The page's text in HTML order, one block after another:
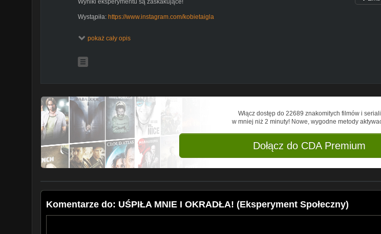
Wyniki eksperymentu są zaskakujące!
Wystąpiła: https://www.instagram.com/kobietaigla
INSTAGRAMhttps://www.instagram.com/brzozatv/
GRUPA FB
Utwór Air Prelude (autor: Kevin MacLeod) jest dostępny na licencji Licencja Creative Commons
uznanie autorstwa 4.0.
https://creativecommons.org/licenses/by/4.0/
Źródło: http://incompetech.com/music/royalty-free/index.html?isrcUSUAN1100337
Wykonawca:http://incompetech.com/
pokaż cały opis
Włącz dostęp do 22689 znakomitych filmów i seriali
w mniej niż 2 minuty! Nowe, wygodne metody
Dołącz do CDA Premium
Komentarze do: UŚPIŁA MNIE I OKRADŁA! (Eksperyment Społeczny)